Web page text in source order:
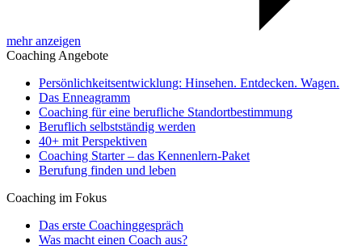
mehr anzeigen
Coaching Angebote
Persönlichkeitsentwicklung: Hinsehen. Entdecken. Wagen.
Das Enneagramm
Coaching für eine berufliche Standortbestimmung
Beruflich selbstständig werden
40+ mit Perspektiven
Coaching Starter – das Kennenlern-Paket
Berufung finden und leben
Coaching im Fokus
Das erste Coachinggespräch
Was macht einen Coach aus?